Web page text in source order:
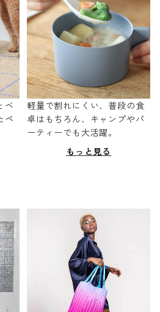
ベ
ペ
軽量で割れにくい、普段の食
卓はもちろん、キャンプやパ
ーティーでも大活躍。
もっと見る